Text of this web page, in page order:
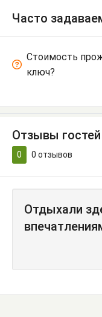
Часто
Стоимость
ключ?
Отзывы гостей
0 0 отзывов
Отдыхали